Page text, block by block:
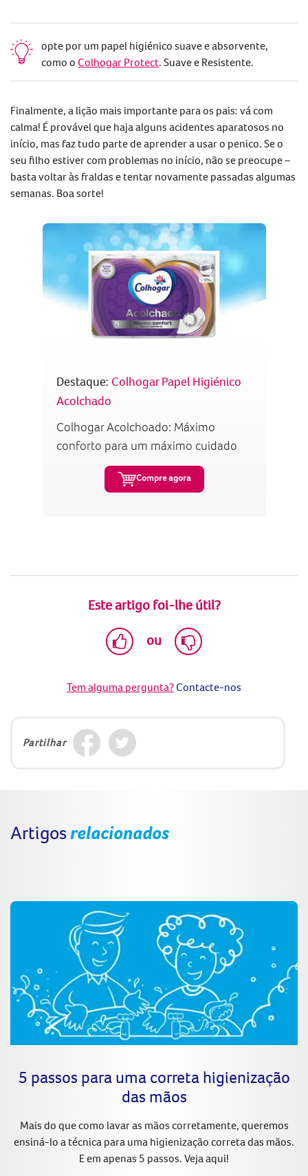
Destaque: Colhogar Papel Higiénico
Acolchado
Colhogar Acolchoado: Máximo
conforto para um máximo cuidado
Compre agora
opte por um papel higiénico suave e absorvente,
como o Colhogar Protect. Suave e Resistente.
Finalmente, a lição mais importante para os pais: vá com
calma! É provável que haja alguns acidentes aparatosos no
início, mas faz tudo parte de aprender a usar o penico. Se o
seu filho estiver com problemas no início, não se preocupe –
basta voltar às fraldas e tentar novamente passadas algumas
semanas. Boa sorte!
Este artigo foi-lhe útil?
ou
Tem alguma pergunta? Contacte-nos
Partilhar
Artigosrelacionados
5 passos para uma correta higienização
das mãos
Mais do que como lavar as mãos corretamente, queremos
ensiná-lo a técnica para uma higienização correta das mãos.
E em apenas 5 passos. Veja aqui!